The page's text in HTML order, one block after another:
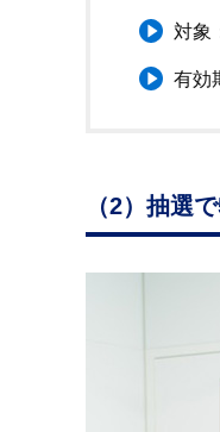
対象
有効
（2）抽選